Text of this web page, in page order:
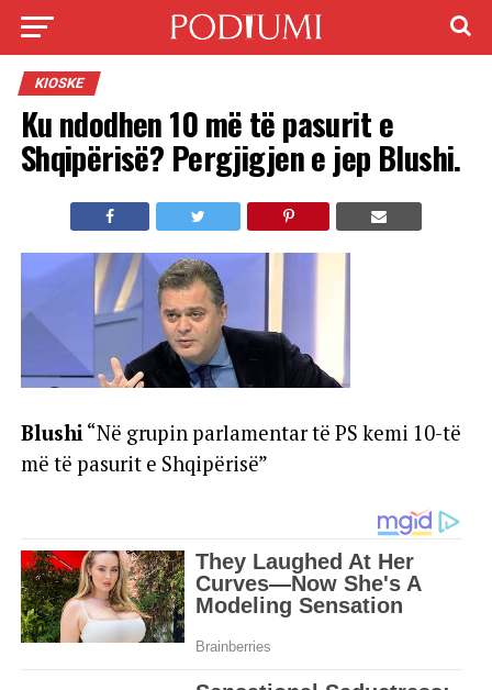
KIOSKE
Ku ndodhen 10 më të pasurit e
Shqipërisë? Pergjigjen e jep Blushi.
Blushi“Në grupin parlamentar të PS kemi 10-të
më të pasurit e Shqipërisë”